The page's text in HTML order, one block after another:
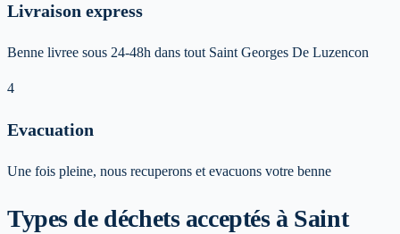
Livraison express
Benne livree sous 24-48h dans tout Saint Georges De Luzencon
4
Evacuation
Une fois pleine, nous recuperons et evacuons votre benne
Types de déchets acceptés à Saint